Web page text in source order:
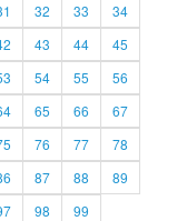
32 33
34
43 44
45
54 55
56
65 66
67
76 77
78
87 88
89
98
99